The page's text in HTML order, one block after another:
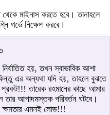
থেকে মাইনাস করতে হবে। তানাহলে
গর্ভে নিক্ষেপ করবে।
হয়, তখন স্বাভাবিক আশা
এর অন্যথা যদি হয়, তাহলে বুঝতে
তারেক রহমানের কাছে আমার
তার আপাদমস্তক পরিবর্তন ঘটবে।
ক্ষমতার এমনই লোভ!!!